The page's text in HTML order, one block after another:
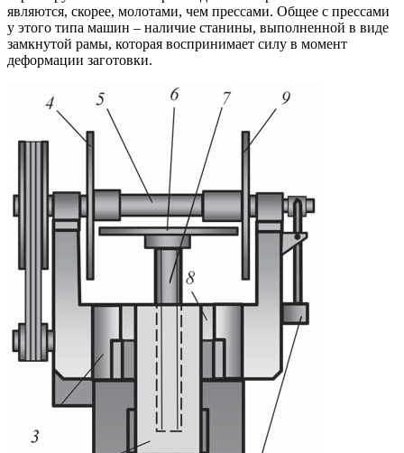
являются, скорее, молотами, чем прессами. Общее с прессами
у этого типа машин – наличие станины, выполненной в виде
замкнутой рамы, которая воспринимает силу в момент
деформации заготовки.